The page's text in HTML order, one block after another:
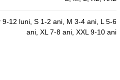
9-12 luni, S 1-2 ani, M 3-4 ani, L 5-6
ani, XL 7-8 ani, XXL 9-10 ani